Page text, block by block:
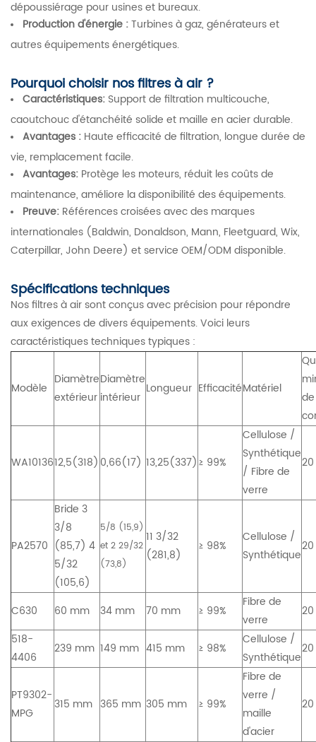
dépoussiérage pour usines et bureaux.
Production d'énergie :Turbines à gaz, générateurs et
autres équipements énergétiques.
Pourquoi choisir nos filtres à air ?
Caractéristiques: Support de filtration multicouche,
caoutchouc d'étanchéité solide et maille en acier durable.
Avantages : Haute efficacité de filtration, longue durée de
vie, remplacement facile.
Avantages: Protège les moteurs, réduit les coûts de
maintenance, améliore la disponibilité des équipements.
Preuve: Références croisées avec des marques
internationales (Baldwin, Donaldson, Mann, Fleetguard, Wix,
Caterpillar, John Deere) et service OEM/ODM disponible.
Spécifications techniques
Nos filtres à air sont conçus avec précision pour répondre
aux exigences de divers équipements. Voici leurs
caractéristiques techniques typiques :
Modèle
Diamètre
extérieur
Diamètre
intérieur
Longueur EfficacitéMatériel
de
WA1013612,5(318) 0,66(17) 13,25(337)≥ 99%
Cellulose /
Synthétique
/ Fibre de
verre
PA2570
Bride 3
3/8
(85,7) 4
5/32
(105,6)
5/8 (15,9)
et 2 29/32
(73,8)
11 3/32
(281,8)
≥ 98%
Cellulose /
Synthétique
C630 60 mm 34 mm 70 mm ≥ 99%
Fibre de
verre
518-
4406
239 mm 149 mm 415 mm ≥ 98%
Cellulose /
Synthétique
PT9302-
MPG
315 mm 365 mm 305 mm ≥ 99%
Fibre de
verre /
maille
d'acier